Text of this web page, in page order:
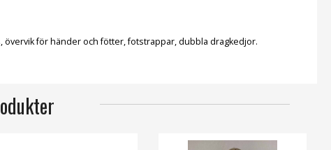
för händer och fötter, fotstrappar, dubbla dragkedjor.